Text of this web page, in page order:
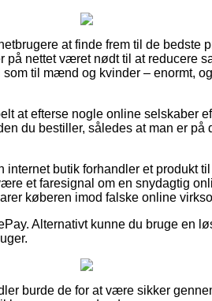
at finde frem til de bedste
på nettet været nødt til at reducere
til mænd og kvinder – enormt,
at efterse nogle online selskaber
du bestiller, således at man er på
butik forhandler et produkt
et faresignal om en snydagtig
køberen imod falske online
Alternativt kunne du bruge en
burde de for at være sikker